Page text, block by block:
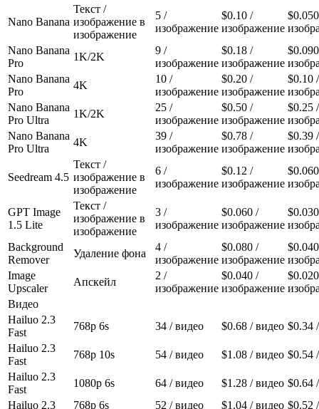
Nano Banana
Текст /
изображение в
изображение
5 /
изображение
$0.10 /
изображение
$0.050
Nano Banana
Pro
1K/2K
9 /
изображение
$0.18 /
изображение
$0.090
Nano Banana
Pro
4K
10 /
изображение
$0.20 /
изображение
$0.10 /
Nano Banana
Pro Ultra
1K/2K
25 /
изображение
$0.50 /
изображение
$0.25 /
Nano Banana
Pro Ultra
4K
39 /
изображение
$0.78 /
изображение
$0.39 /
Seedream 4.5
Текст /
изображение в
изображение
6 /
изображение
$0.12 /
изображение
$0.060
GPT Image
1.5 Lite
Текст /
изображение в
изображение
3 /
изображение
$0.060 /
изображение
$0.030
Background
Remover
Удаление фона
4 /
изображение
$0.080 /
изображение
$0.040
Image
Upscaler
Апскейл
2 /
изображение
$0.040 /
изображение
$0.020
Видео
Hailuo 2.3
Fast
768p 6s 34 / видео $0.68 / видео $0.34
Hailuo 2.3
Fast
768p 10s 54 / видео $1.08 / видео $0.54
Hailuo 2.3
Fast
1080p 6s 64 / видео $1.28 / видео $0.64
Hailuo 2.3
768p 6s 52 / видео $1.04 / видео $0.52